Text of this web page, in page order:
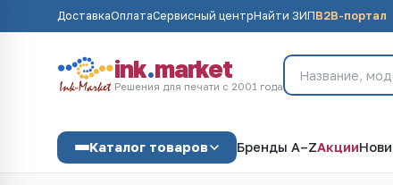
ДоставкаОплатаСервисный центрНайти ЗИПB2B-портал
ink.market
Решения для печати с 2001 года
Каталог товаров Бренды A–ZАкции